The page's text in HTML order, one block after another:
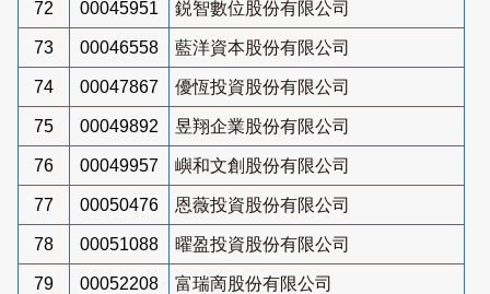
72 00045951 鋭智數位股份有限公司
73 00046558 藍洋資本股份有限公司
74 00047867 優恆投資股份有限公司
75 00049892 昱翔企業股份有限公司
76 00049957 嶼和文創股份有限公司
77 00050476 恩薇投資股份有限公司
78 00051088 曜盈投資股份有限公司
79 00052208 富瑞啇股份有限公司